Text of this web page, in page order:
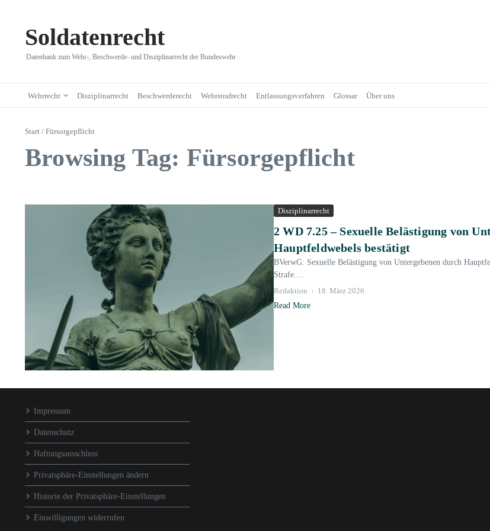
Soldatenrecht
Datenbank zum Wehr-, Beschwerde- und Disziplinarrecht der Bundeswehr
Wehrrecht Disziplinarrecht Beschwerderecht Wehrstrafrecht Entlassungsverfahren Glossar Über uns
Start / Fürsorgepflicht
Browsing Tag: Fürsorgepflicht
Disziplinarrecht
2 WD 7.25 – Sexuelle Belästigung von
Hauptfeldwebels bestätigt
BVerwG: Sexuelle Belästigung von Untergebenen durch
Strafe....
Redaktion
18. März 2026
Read More
Impressum
Datenschutz
Haftungsausschluss
Privatsphäre-Einstellungen ändern
Historie der Privatsphäre-Einstellungen
Einwilligungen widerrufen